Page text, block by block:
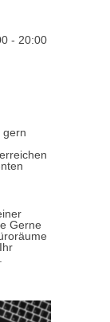
- 20:00
gern
Gerne